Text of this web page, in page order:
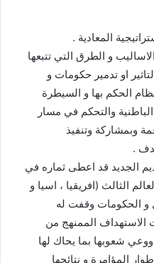
المعادية .
و الطرق التي تتبعها
او تدمير حكومات و
الحكم بها و السيطرة
والتحكم في مسار
وبمشاركة وتنفيذ
.
الجديد قد اعطى ثماره في
الثالث (افريقيا ، اسيا و
و الحكومات وقفت له
الاستهداف الممنهج من
شعوبها بما يحاك لها
المؤامرة و نتائجها